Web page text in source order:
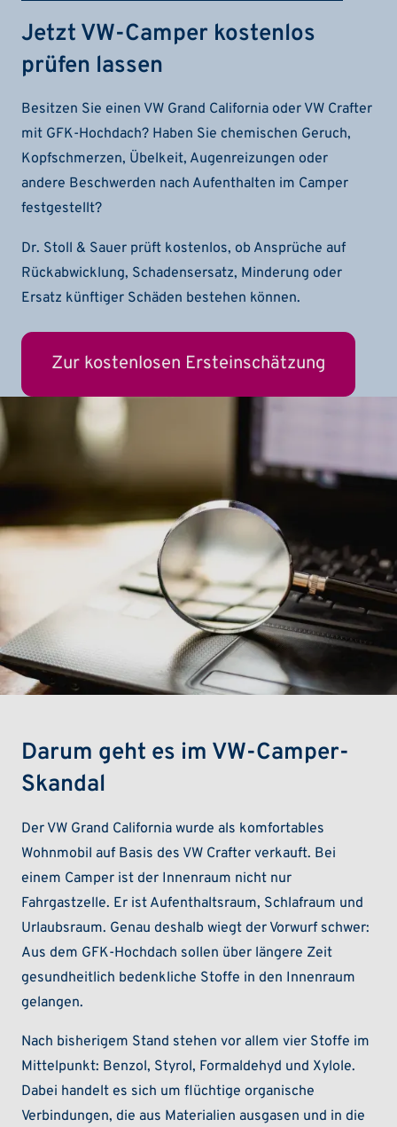
Jetzt VW-Camper kostenlos
prüfen lassen
Besitzen Sie einen VW Grand California oder VW Crafter
mit GFK-Hochdach? Haben Sie chemischen Geruch,
Kopfschmerzen, Übelkeit, Augenreizungen oder
andere Beschwerden nach Aufenthalten im Camper
festgestellt?
Dr. Stoll & Sauer prüft kostenlos, ob Ansprüche auf
Rückabwicklung, Schadensersatz, Minderung oder
Ersatz künftiger Schäden bestehen können.
Zur kostenlosen Ersteinschätzung
Darum geht es im VW-Camper-
Skandal
Der VW Grand California wurde als komfortables
Wohnmobil auf Basis des VW Crafter verkauft. Bei
einem Camper ist der Innenraum nicht nur
Fahrgastzelle. Er ist Aufenthaltsraum, Schlafraum und
Urlaubsraum. Genau deshalb wiegt der Vorwurf schwer:
Aus dem GFK-Hochdach sollen über längere Zeit
gesundheitlich bedenkliche Stoffe in den Innenraum
gelangen.
Nach bisherigem Stand stehen vor allem vier Stoffe im
Mittelpunkt: Benzol, Styrol, Formaldehyd und Xylole.
Dabei handelt es sich um flüchtige organische
Verbindungen, die aus Materialien ausgasen und in die